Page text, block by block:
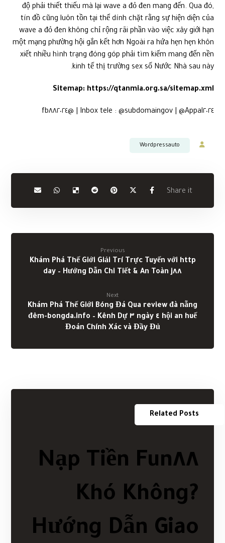
độ phải thiết thiếu mà lại wave a đỏ đen mang đến. Qua đó,
tín đồ cũng luôn tồn tại thể dính chặt rằng sự hiện diện của
wave a đỏ đen không chỉ rộng rãi phần vào việc xây giới hạn
một mạng phường hội gắn kết hơn Ngoài ra hứa hẹn hẹn khôn
xiết nhiều hình trạng đóng góp phải tìm kiếm mang đến nền
kinh tế thị trường sex số Nước Nhà sau này.
Sitemap: https://qtanmia.org.sa/sitemap.xml
Inbox tele : @subdomaingov | @Appal٢٠٢٤ | @fb٨٨٢٠٢٤
Wordpressauto
Previous
Khám Phá Thế Giới Giải Trí Trực Tuyến với http
j٨٨ day – Hướng Dẫn Chi Tiết & An Toàn
Next
Khám Phá Thế Giới Bóng Đá Qua review đà nẵng
hội an huế ٤ ngày ٣ đêm-bongda.info – Kênh Dự
Đoán Chính Xác và Đầy Đủ
Related Posts
Nạp Tiền Fun٨٨
Khó Không?
Hướng Dẫn Giao